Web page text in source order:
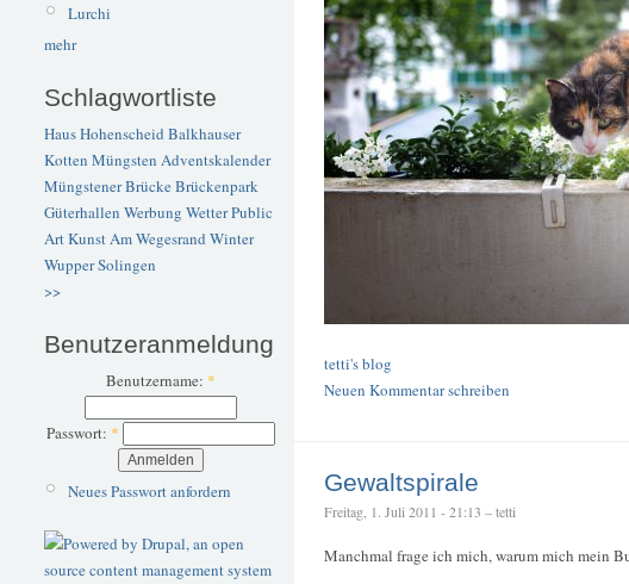
Lurchi
mehr
Schlagwortliste
Haus Hohenscheid Balkhauser
Kotten Müngsten Adventskalender
Müngstener BrückeBrückenpark
Güterhallen Werbung WetterPublic
ArtKunstAm Wegesrand Winter
WupperSolingen
>>
Benutzeranmeldung
Benutzername: *
Passwort: *
Neues Passwort anfordern
tetti's blog
Neuen Kommentar schreiben
Gewaltspirale
Freitag, 1. Juli 2011 - 21:13 – tetti
Manchmal frage ich mich, warum mich mein